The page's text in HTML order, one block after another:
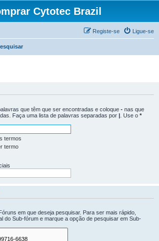
Cytotec Brazil
Ligue-se
Registe-se
que têm que ser encontradas e coloque - nas que
Faça uma lista de palavras separadas por | . Use o *
termos
termo
em que deseja pesquisar. Para ser mais rápido,
do Sub-fórum e marque a opção de pesquisar em Sub-